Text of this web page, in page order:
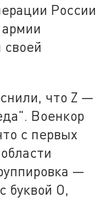
России
армии
своей
что Z —
Военкор
с первых
—
буквой O,